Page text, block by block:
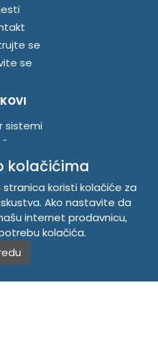
se
se
sistemi
kolačićima
koristi kolačiće za
Ako nastavite da
internet prodavnicu,
kolačića.